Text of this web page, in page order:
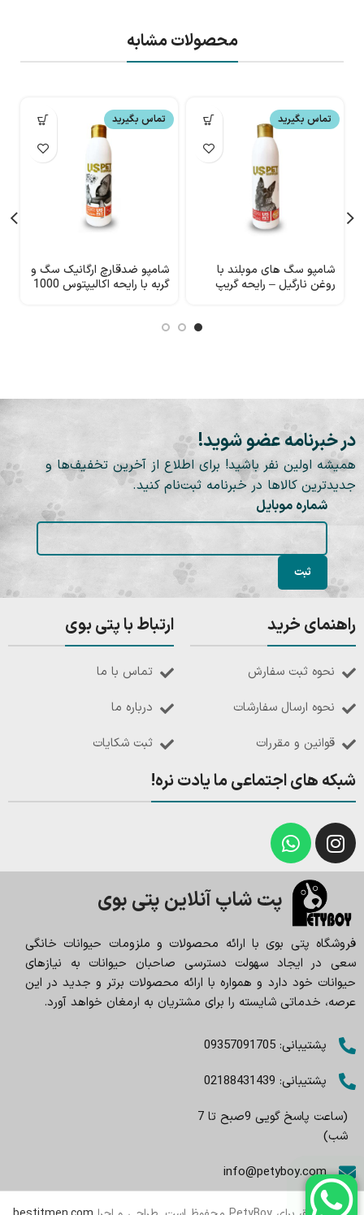
محصولات مشابه
تماس بگیرید
شامپو سگ های موبلند با
روغن نارگیل – رایحه گریپ
تماس بگیرید
شامپو ضدقارچ ارگانیک سگ و
گربه با رایحه اکالیپتوس 1000
در خبرنامه عضو شوید!
همیشه اولین نفر باشید! برای اطلاع از آخرین تخفیف‌ها و
جدیدترین کالاها در خبرنامه ثبت‌نام کنید.
شماره موبایل
راهنمای خرید
نحوه ثبت سفارش
نحوه ارسال سفارشات
قوانین و مقررات
ارتباط با پتی بوی
تماس با ما
درباره ما
ثبت شکایات
شبکه های اجتماعی ما یادت نره!
پت شاپ آنلاین پتی بوی
فروشگاه پتی بوی با ارائه محصولات و ملزومات حیوانات خانگی
سعی در ایجاد سهولت دسترسی صاحبان حیوانات به نیازهای
حیوانات خود دارد و همواره با ارائه محصولات برتر و جدید در این
عرصه، خدماتی شایسته را برای مشتریان به ارمغان خواهد آورد.
پشتیبانی: 09357091705
پشتیبانی: 02188431439
(ساعت پاسخ گویی 9صبح تا 7
شب)
info@petyboy.com